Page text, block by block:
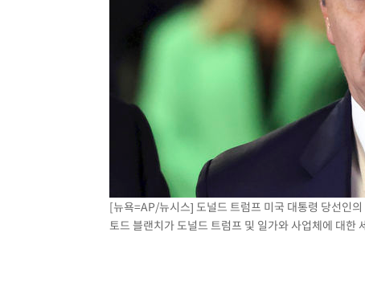
"미 전국적 살모네라 식중독 원인은 멕시코산 할라피뇨
[속보]경찰·노동부, HL만도 평택사업장 끼임 사망 관련
[속보]합수본, '투표율 허위 입력' 중앙·서울·경기도 선관
[속보]원·달러 환율, 오전 9시 1423.8원
[속보]삼성전자·SK하이닉스 동반 강보합…1%대 상승
[속보]코스닥, 5.95포인트(0.74%) 상승한 807.62개장
[속보]코스피, 6300선 재탈환…1.09% 오른 6365.07 개
시리아 다마스쿠스 교외에서 미니버스 폭발.. 14명 부상, 3
입추에도 극한더위…서울 낮 39도 '폭염중대경보'
이란, 호르무즈서 "적국 목표물들"과 대치로 남부 케슘섬
[뉴욕=AP/뉴시스] 도널드 트럼프 미국 대통령 당선인
토드 블랜치가 도널드 트럼프 및 일가와 사업체에 대